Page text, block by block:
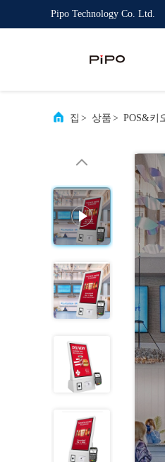
Pipo Technology Co. Ltd.
집 > 상품 > POS&키